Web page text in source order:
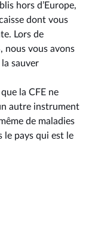
hors d’Europe,
dont vous
Lors de
nous vous avons
sauver
la CFE ne
autre instrument
de maladies
le pays qui est le